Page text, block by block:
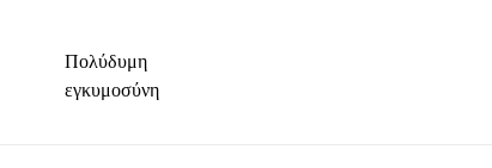
Πολύδυμη
εγκυμοσύνη